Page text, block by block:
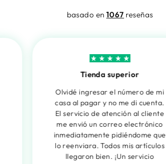
basado en1067 reseñas
Tienda superior
Olvidé ingresar el número de mi
casa al pagar y no me di cuenta.
El servicio de atención al cliente
me envió un correo electrónico
inmediatamente pidiéndome que
lo reenviara. Todos mis artículos
llegaron bien. ¡Un servicio